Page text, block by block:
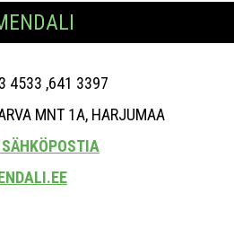
4533 ,641 3397
MNT 1A, HARJUMAA